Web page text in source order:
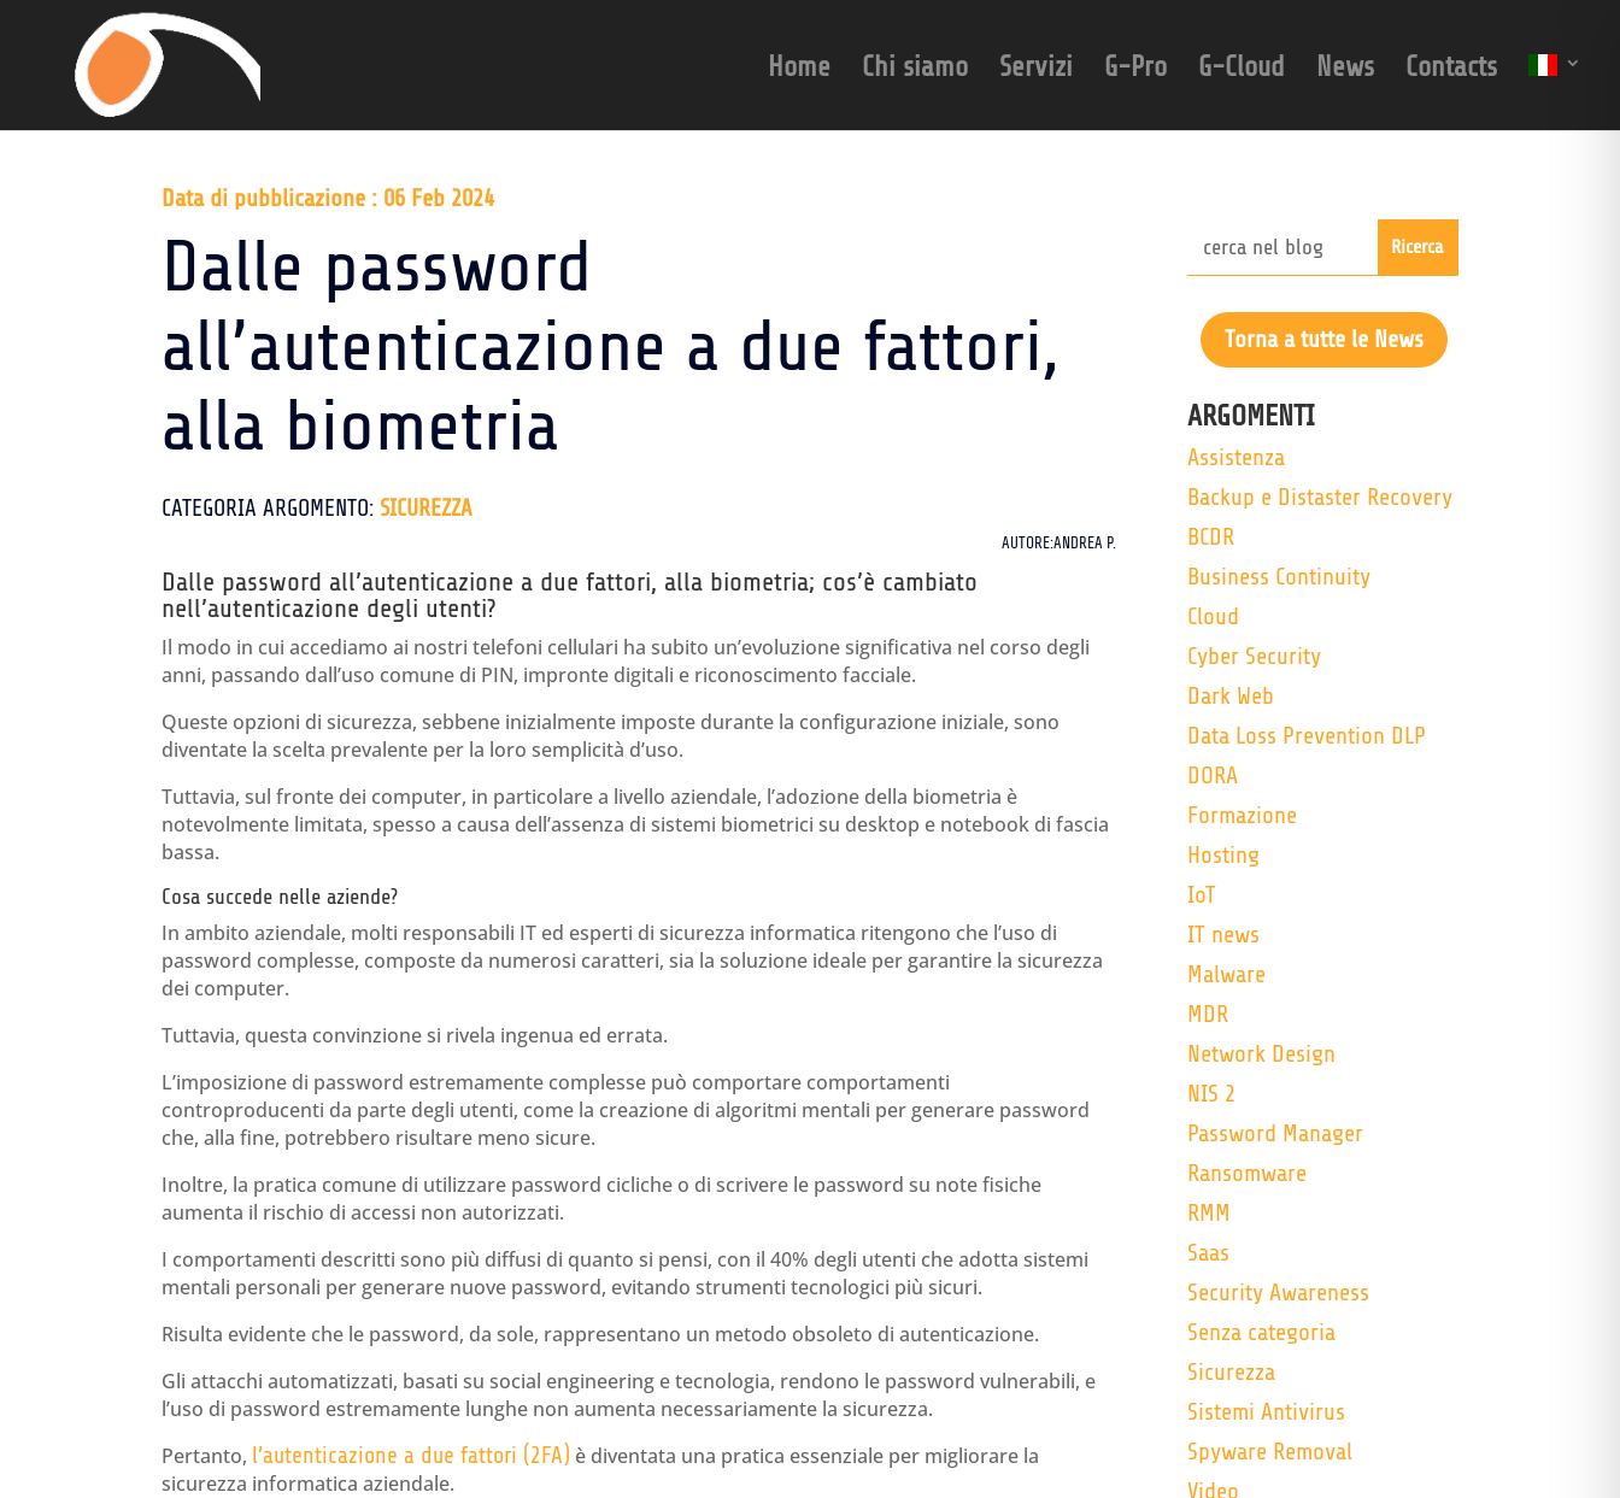
Home Chi siamo Servizi G-Pro G-Cloud News Contacts
Data di pubblicazione : 06 Feb 2024
Dalle password
all’autenticazione a due fattori,
alla biometria
CATEGORIA ARGOMENTO: SICUREZZA
AUTORE:ANDREA P.
Dalle password all’autenticazione a due fattori, alla biometria; cos’è cambiato
nell’autenticazione degli utenti?
Il modo in cui accediamo ai nostri telefoni cellulari ha subito un’evoluzione significativa nel corso degli
anni, passando dall’uso comune di PIN, impronte digitali e riconoscimento facciale.
Queste opzioni di sicurezza, sebbene inizialmente imposte durante la configurazione iniziale, sono
diventate la scelta prevalente per la loro semplicità d’uso.
Tuttavia, sul fronte dei computer, in particolare a livello aziendale, l’adozione della biometria è
notevolmente limitata, spesso a causa dell’assenza di sistemi biometrici su desktop e notebook di fascia
bassa.
Cosa succede nelle aziende?
In ambito aziendale, molti responsabili IT ed esperti di sicurezza informatica ritengono che l’uso di
password complesse, composte da numerosi caratteri, sia la soluzione ideale per garantire la sicurezza
dei computer.
Tuttavia, questa convinzione si rivela ingenua ed errata.
L’imposizione di password estremamente complesse può comportare comportamenti
controproducenti da parte degli utenti, come la creazione di algoritmi mentali per generare password
che, alla fine, potrebbero risultare meno sicure.
Inoltre, la pratica comune di utilizzare password cicliche o di scrivere le password su note fisiche
aumenta il rischio di accessi non autorizzati.
I comportamenti descritti sono più diffusi di quanto si pensi, con il 40% degli utenti che adotta sistemi
mentali personali per generare nuove password, evitando strumenti tecnologici più sicuri.
Risulta evidente che le password, da sole, rappresentano un metodo obsoleto di autenticazione.
Gli attacchi automatizzati, basati su social engineering e tecnologia, rendono le password vulnerabili, e
l’uso di password estremamente lunghe non aumenta necessariamente la sicurezza.
Pertanto, l’autenticazione a due fattori (2FA) è diventata una pratica essenziale per migliorare la
sicurezza informatica aziendale.
Torna a tutte le News
ARGOMENTI
Assistenza
Backup e Distaster Recovery
BCDR
Business Continuity
Cloud
Cyber Security
Dark Web
Data Loss Prevention DLP
DORA
Formazione
Hosting
IoT
IT news
Malware
MDR
Network Design
NIS 2
Password Manager
Ransomware
RMM
Saas
Security Awareness
Senza categoria
Sicurezza
Sistemi Antivirus
Spyware Removal
Video